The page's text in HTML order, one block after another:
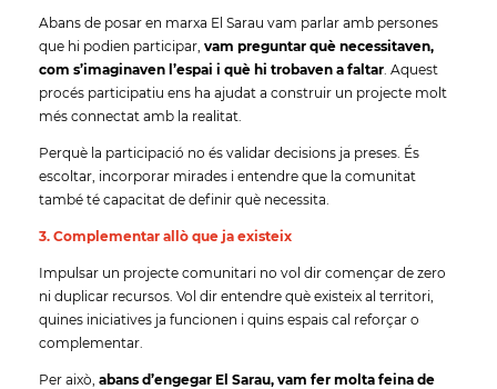
Abans de posar en marxa El Sarau vam parlar amb persones
que hi podien participar, vam preguntar què necessitaven,
com s’imaginaven l’espai i què hi trobaven a faltar. Aquest
procés participatiu ens ha ajudat a construir un projecte molt
més connectat amb la realitat.
Perquè la participació no és validar decisions ja preses. És
escoltar, incorporar mirades i entendre que la comunitat
també té capacitat de definir què necessita.
3. Complementar allò que ja existeix
Impulsar un projecte comunitari no vol dir començar de zero
ni duplicar recursos. Vol dir entendre què existeix al territori,
quines iniciatives ja funcionen i quins espais cal reforçar o
complementar.
Per això, abans d’engegar El Sarau, vam fer molta feina de